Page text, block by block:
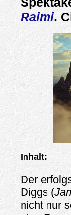
Raimi.
Inhalt:
Der
Diggs (
nicht nur